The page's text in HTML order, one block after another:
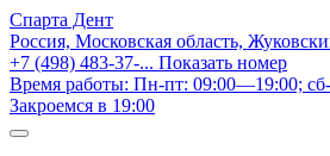
Спарта Дент
Россия, Московская область,
+7 (498) 483-37-... Показать номер
Время работы: Пн-пт: 09:00—19:00;
Закроемся в 19:00